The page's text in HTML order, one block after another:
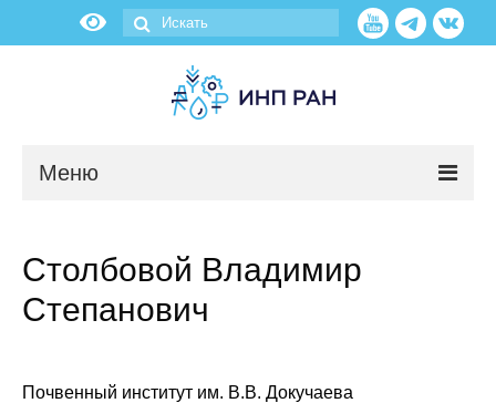
Меню
Научные подразделения
Столбовой Владимир
Степанович
Почвенный институт им. В.В. Докучаева